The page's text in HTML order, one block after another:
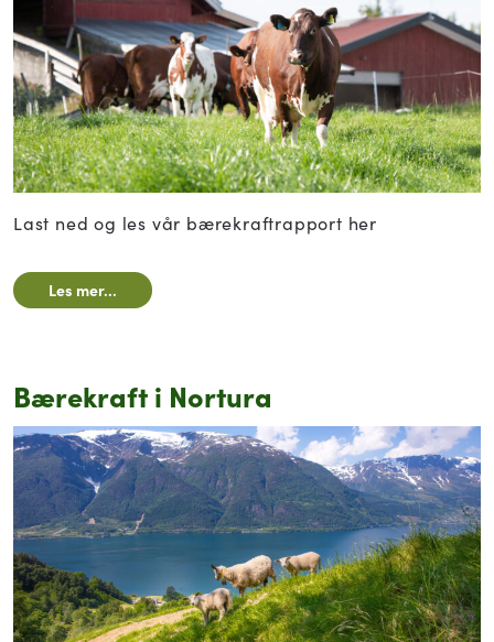
Last ned og les vår bærekraftrapport her
Les mer...
Bærekraft i Nortura